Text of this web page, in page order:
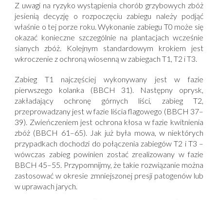
Z uwagi na ryzyko wystąpienia chorób grzybowych zbóż
jesienią decyzję o rozpoczęciu zabiegu należy podjąć
właśnie o tej porze roku. Wykonanie zabiegu T0 może się
okazać konieczne szczególnie na plantacjach wcześnie
sianych zbóż. Kolejnym standardowym krokiem jest
wkroczenie z ochroną wiosenną w zabiegach T1, T2 i T3.
Zabieg T1 najczęściej wykonywany jest w fazie
pierwszego kolanka (BBCH 31). Następny oprysk,
zakładający ochronę górnych liści, zabieg T2,
przeprowadzany jest w fazie liścia flagowego (BBCH 37–
39). Zwieńczeniem jest ochrona kłosa w fazie kwitnienia
zbóż (BBCH 61–65). Jak już była mowa, w niektórych
przypadkach dochodzi do połączenia zabiegów T2 i T3 –
wówczas zabieg powinien zostać zrealizowany w fazie
BBCH 45–55. Przypomnijmy, że takie rozwiązanie można
zastosować w okresie zmniejszonej presji patogenów lub
w uprawach jarych.